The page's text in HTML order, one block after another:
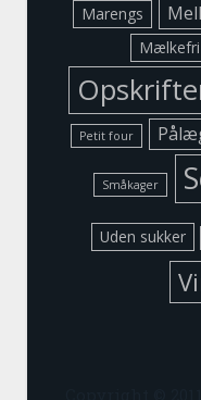
Marengs
Petit four
Småkager
Uden sukker